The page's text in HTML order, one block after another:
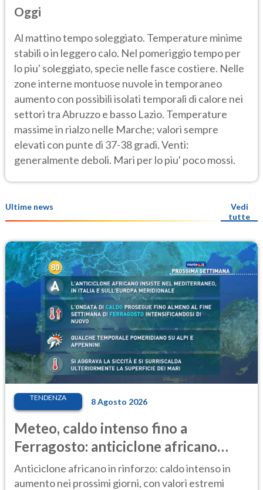
Oggi
Al mattino tempo soleggiato. Temperature minime
stabili o in leggero calo. Nel pomeriggio tempo per
lo piu' soleggiato, specie nelle fasce costiere. Nelle
zone interne montuose nuvole in temporaneo
aumento con possibili isolati temporali di calore nei
settori tra Abruzzo e basso Lazio. Temperature
massime in rialzo nelle Marche; valori sempre
elevati con punte di 37-38 gradi. Venti:
generalmente deboli. Mari per lo piu' poco mossi.
Ultime news
Vedi
tutte
TENDENZA 8 Agosto 2026
Meteo, caldo intenso fino a
Ferragosto: anticiclone africano
ancora protagonista
Anticiclone africano in rinforzo: caldo intenso in
aumento nei prossimi giorni, con valori estremi